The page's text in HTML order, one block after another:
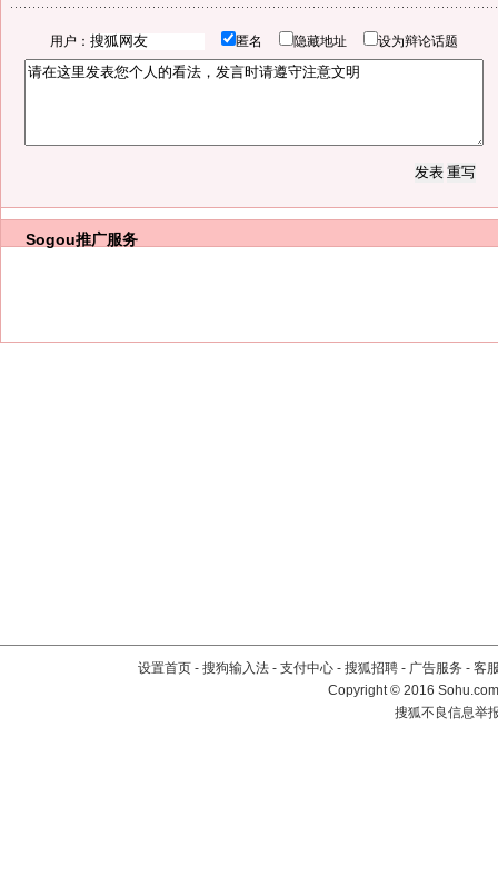
用户： 匿名 隐藏地址 设为辩论话题
Sogou推广服务
设置首页 - 搜狗输入法 - 支付中心 - 搜狐招聘 - 广告服务 - 客
Copyright©2016
搜狐不良信息举